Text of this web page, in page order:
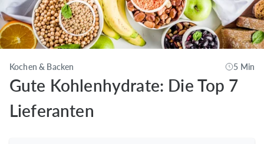
Kochen & Backen 5 Min
Gute Kohlenhydrate: Die Top 7
Lieferanten